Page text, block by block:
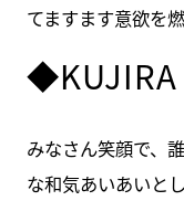
てますます意欲を
◆KUJIRA
みなさん笑顔で、
な和気あいあいと